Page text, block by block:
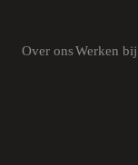
Over onsWerken bij